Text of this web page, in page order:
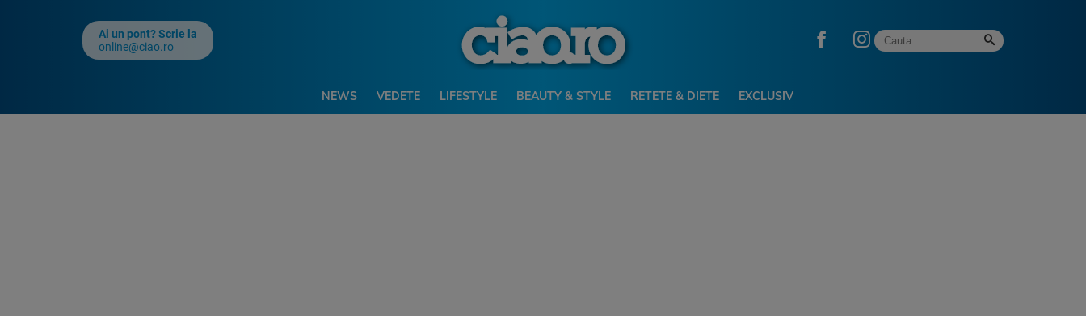
Ai un pont? Scrie la
online@ciao.ro
NEWS VEDETE LIFESTYLE BEAUTY & STYLE RETETE & DIETE EXCLUSIV